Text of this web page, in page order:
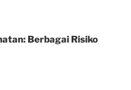
Berbagai Risiko